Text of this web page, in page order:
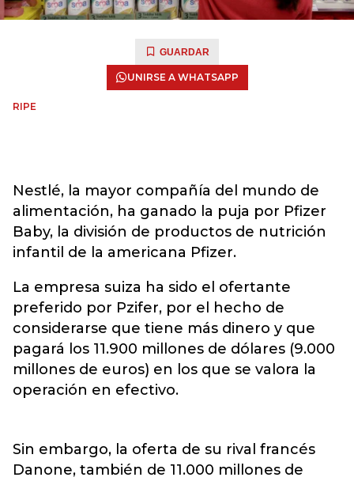
GUARDAR
UNIRSE A WHATSAPP
RIPE
Nestlé, la mayor compañía del mundo de
alimentación, ha ganado la puja por Pfizer
Baby, la división de productos de nutrición
infantil de la americana Pfizer.
La empresa suiza ha sido el ofertante
preferido por Pzifer, por el hecho de
considerarse que tiene más dinero y que
pagará los 11.900 millones de dólares (9.000
millones de euros) en los que se valora la
operación en efectivo.
Sin embargo, la oferta de su rival francés
Danone, también de 11.000 millones de